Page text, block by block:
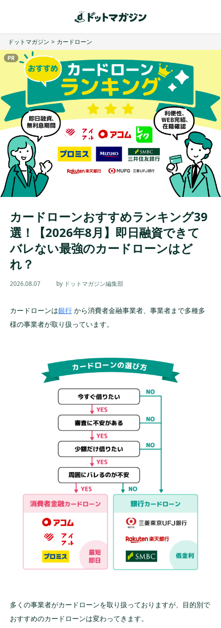
ドットマガジン > カードローン
カードローンおすすめランキング39
選！【2026年8月】即日融資できて
バレない最強のカードローンはど
れ？
2026.08.07 by ドットマガジン編集部
カードローンは銀行 から消費者金融事業者、事業者まで多種多
様の事業者が取り扱っています。
多くの事業者がカードローンを取り扱っておりますが、目的別で
おすすめのカードローンは変わってきます。